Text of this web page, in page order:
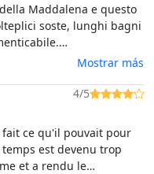
Maddalena e questo
soste, lunghi bagni
Mostrar más
4/5
ce qu'il pouvait pour
est devenu trop
et a rendu le